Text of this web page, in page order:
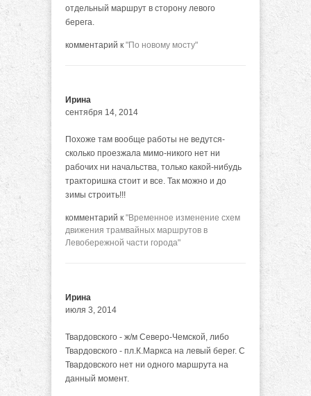
отдельный маршрут в сторону левого
берега.
комментарий к "По новому мосту"
Ирина
сентября 14, 2014
Похоже там вообще работы не ведутся-
сколько проезжала мимо-никого нет ни
рабочих ни начальства, только какой-нибудь
тракторишка стоит и все. Так можно и до
зимы строить!!!
комментарий к "Временное изменение схем
движения трамвайных маршрутов в
Левобережной части города"
Ирина
июля 3, 2014
Твардовского - ж/м Северо-Чемской, либо
Твардовского - пл.К.Маркса на левый берег. С
Твардовского нет ни одного маршрута на
данный момент.